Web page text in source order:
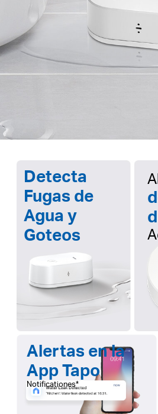
Detecta
Fugas de
Agua y
Goteos
Alertas en la
App Tapo
Notificationes*